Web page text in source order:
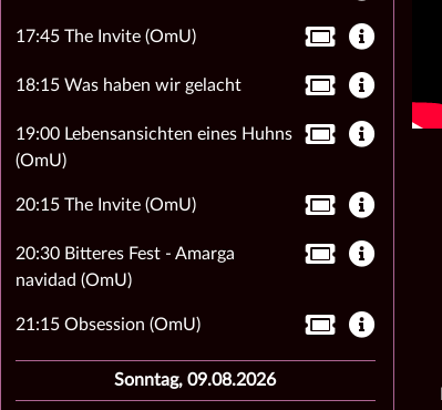
17:45 The Invite (OmU)
18:15 Was haben wir gelacht
19:00 Lebensansichten eines Huhns
(OmU)
20:15 The Invite (OmU)
20:30 Bitteres Fest - Amarga
navidad (OmU)
21:15 Obsession (OmU)
Sonntag, 09.08.2026